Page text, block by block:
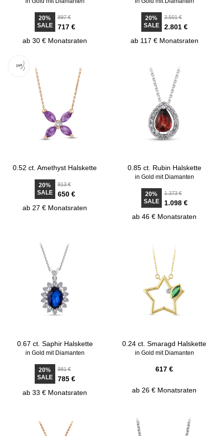
20%
SALE
897 €
717 €
ab 30 € Monatsraten
20%
SALE
3.501 €
2.801 €
ab 117 € Monatsraten
0.52 ct. Amethyst Halskette
20%
SALE
813 €
650 €
ab 27 € Monatsraten
0.85 ct. Rubin Halskette
in Gold mit Diamanten
20%
SALE
1.373 €
1.098 €
ab 46 € Monatsraten
0.67 ct. Saphir Halskette
in Gold mit Diamanten
20%
SALE
981 €
785 €
ab 33 € Monatsraten
0.24 ct. Smaragd Halskette
in Gold mit Diamanten
617 €
ab 26 € Monatsraten